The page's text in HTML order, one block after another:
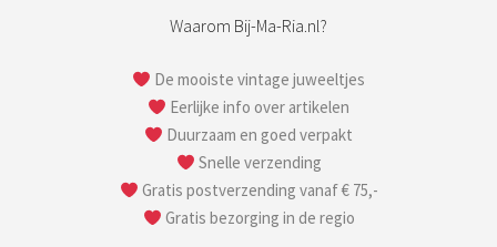
Waarom Bij-Ma-Ria.nl?
De mooiste vintage juweeltjes
Eerlijke info over artikelen
Duurzaam en goed verpakt
Snelle verzending
Gratis postverzending vanaf € 75,-
Gratis bezorging in de regio